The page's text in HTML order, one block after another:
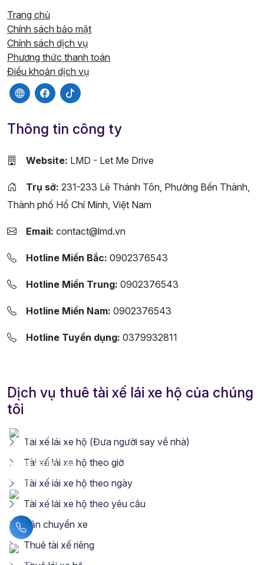
Trang chủ
Chính sách bảo mật
Chính sách dịch vụ
Phương thức thanh toán
Điều khoản dịch vụ
Thông tin công ty
Website: LMD - Let Me Drive
Trụ sở: 231-233 Lê Thánh Tôn, Phường Bến Thành,
Thành phố Hồ Chí Minh, Việt Nam
Email: contact@lmd.vn
Hotline Miền Bắc: 0902376543
Hotline Miền Trung: 0902376543
Hotline Miền Nam: 0902376543
Hotline Tuyển dụng: 0379932811
Dịch vụ thuê tài xế lái xe hộ của chúng
tôi
Tài xế lái xe hộ (Đưa người say về nhà)
Tài xế lái xe hộ theo giờ
Tài xế lái xe hộ theo ngày
Tài xế lái xe hộ theo yêu cầu
Vận chuyển xe
Thuê tài xế riêng
Liên hệ hotline